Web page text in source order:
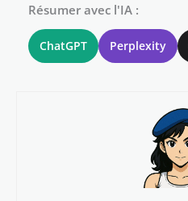
Résumer avec l'IA :
ChatGPT Perplexity